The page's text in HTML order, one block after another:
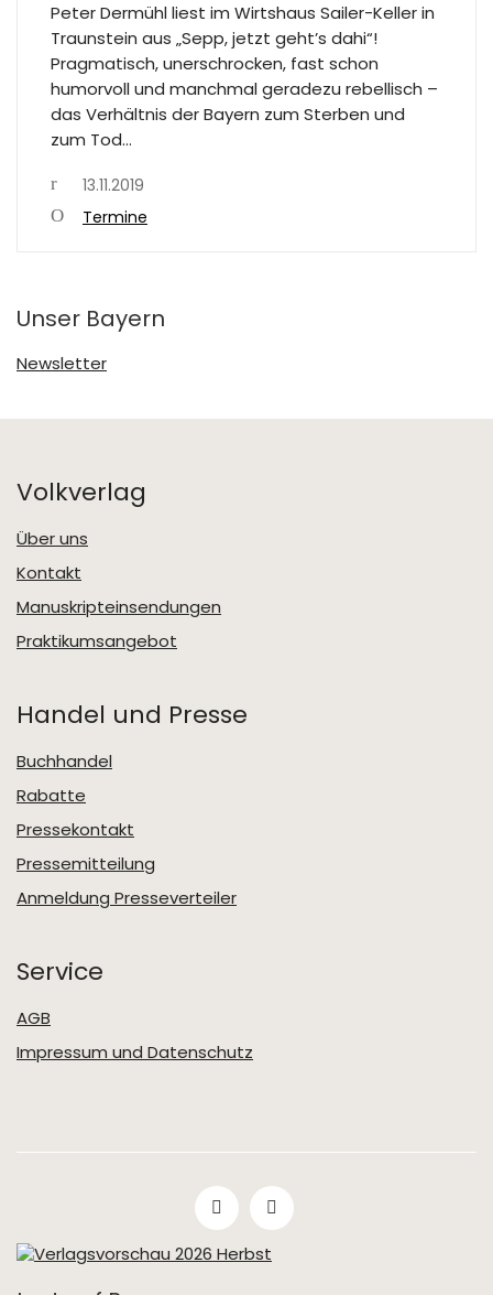
Peter Dermühl liest im Wirtshaus Sailer-Keller in
Traunstein aus „Sepp, jetzt geht’s dahi“!
Pragmatisch, unerschrocken, fast schon
humorvoll und manchmal geradezu rebellisch –
das Verhältnis der Bayern zum Sterben und
zum Tod…
13.11.2019
Termine
Unser Bayern
Newsletter
Volkverlag
Über uns
Kontakt
Manuskripteinsendungen
Praktikumsangebot
Handel und Presse
Buchhandel
Rabatte
Pressekontakt
Pressemitteilung
Anmeldung Presseverteiler
Service
AGB
Impressum und Datenschutz